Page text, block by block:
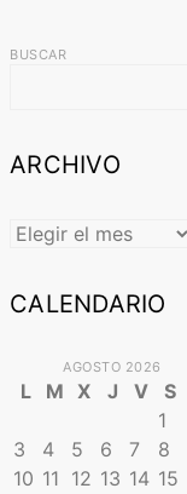
BUSCAR
ARCHIVO
ARCHIVO
CALENDARIO
AGOSTO 2026
L M X J V S
1
3
4 5 6 7 8
10 11 12 13 14 15